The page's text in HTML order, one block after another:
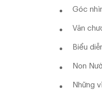
Góc
Văn
Biểu
Non
Những